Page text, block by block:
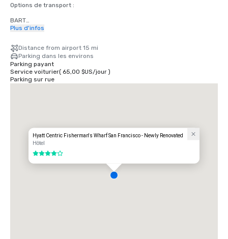
Options de transport :
BART
Adultes
TRAMWAY
Horaires : du lundi au vendredi de 4 h à minuit, le samedi de 6 h à
minuit, le dimanche de 8 h à minuit.
Gratuit
Unidirectionnel
60,00 dollars américains
Aéroport international d'OAKLAND (OAK)
20 milles
Plus d'infos
Distance from airport 15 mi
Parking dans les environs
Parking payant
Service voiturier( 65,00 $US/jour)
Parking sur rue
Hyatt Centric Fisherman's Wharf San Francisco - Newly Renovated
Hôtel
4 sur 5